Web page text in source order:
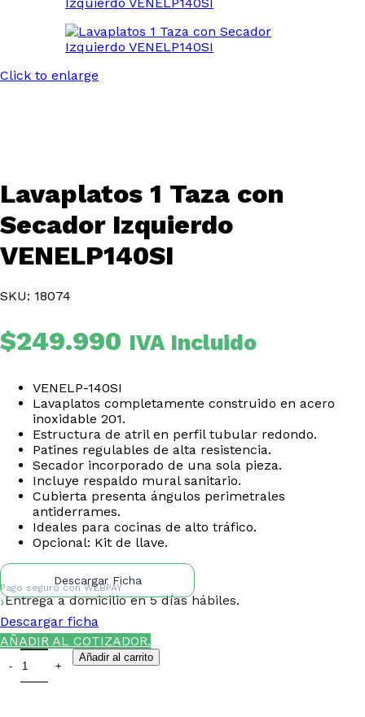
Click to enlarge
Lavaplatos 1 Taza con
Secador Izquierdo
VENELP140SI
SKU: 18074
$249.990 IVA Incluido
VENELP-140SI
Lavaplatos completamente construido en acero
inoxidable 201.
Estructura de atril en perfil tubular redondo.
Patines regulables de alta resistencia.
Secador incorporado de una sola pieza.
Incluye respaldo mural sanitario.
Cubierta presenta ángulos perimetrales
antiderrames.
Ideales para cocinas de alto tráfico.
Opcional: Kit de llave.
Descargar Ficha
Pago seguro conWEBPAY
Entrega a domicilio en 5 días hábiles.
Descargar ficha
AÑADIR AL COTIZADOR.
Añadir al carrito